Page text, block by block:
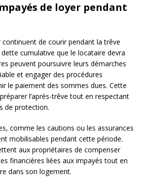
de loyer pendant
continuent de courir pendant la trêve
cumulative que le locataire devra
peuvent poursuivre leurs démarches
et engager des procédures
le paiement des sommes dues. Cette
l’après-trêve tout en respectant
de protection.
comme les cautions ou les assurances
mobilisables pendant cette période.
aux propriétaires de compenser
financières liées aux impayés tout en
dans son logement.